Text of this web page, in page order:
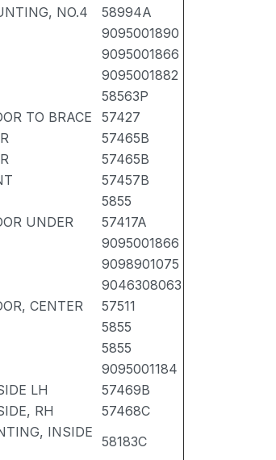
NO.4
58994A
9095001890
9095001866
9095001882
58563P
TO BRACE
57427
57465B
57465B
57457B
5855
UNDER
57417A
9095001866
9098901075
9046308063
CENTER
57511
5855
5855
9095001184
LH
57469B
RH
57468C
INSIDE
58183C